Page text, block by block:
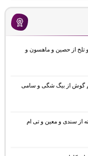
و تلخ از حصین و ماهسون و
گوش از بیگ شگی و سامی
از سندی و معین و تی ام